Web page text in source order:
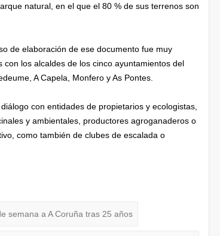
natural, en el que el 80 % de sus terrenos son
de elaboración de ese documento fue muy
los alcaldes de los cinco ayuntamientos del
A Capela, Monfero y As Pontes.
con entidades de propietarios y ecologistas,
y ambientales, productores agroganaderos o
como también de clubes de escalada o
semana a A Coruña tras 25 años